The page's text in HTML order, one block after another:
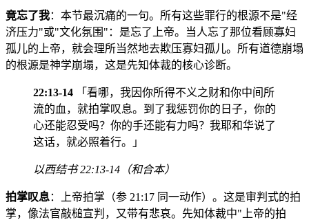
竟忘了我：本节最沉痛的一句。所有这些罪行的根源不是"经
济压力"或"文化氛围"：是忘了上帝。当人忘了那位看顾寡妇
孤儿的上帝，就会理所当然地去欺压寡妇孤儿。所有道德崩塌
的根源是神学崩塌，这是先知体裁的核心诊断。
22:13-14 「看哪，我因你所得不义之财和你中间所
流的血，就拍掌叹息。到了我惩罚你的日子，你的
心还能忍受吗？你的手还能有力吗？我耶和华说了
这话，就必照着行。」
以西结书 22:13-14（和合本）
拍掌叹息：上帝拍掌（参 21:17 同一动作）。这是审判式的拍
掌，像法官敲槌宣判，又带有悲哀。先知体裁中"上帝的拍